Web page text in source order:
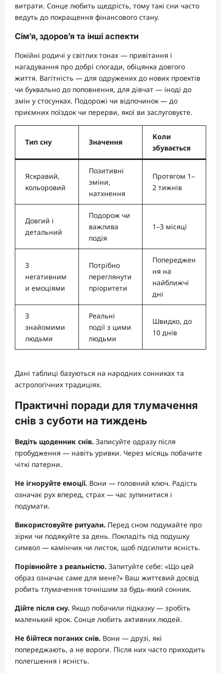
витрати. Сонце любить щедрість, тому такі сни часто
ведуть до покращення фінансового стану.
Сім’я, здоров’я та інші аспекти
Покійні родичі у світлих тонах — привітання і
нагадування про добрі спогади, обіцянка довгого
життя. Вагітність — для одружених до нових проектів
чи буквально до поповнення, для дівчат — іноді до
змін у стосунках. Подорожі чи відпочинок — до
приємних поїздок чи перерви, якої ви заслуговуєте.
Тип сну Значення
Коли
збувається
Яскравий,
кольоровий
Позитивні
зміни,
натхнення
Протягом 1–
2 тижнів
Довгий і
детальний
Подорож чи
важлива
подія
1–3 місяці
З
негативним
и емоціями
Потрібно
переглянути
пріоритети
Попереджен
ня на
найближчі
дні
З
знайомими
людьми
Реальні
події з цими
людьми
Швидко, до
10 днів
Дані таблиці базуються на народних сонниках та
астрологічних традиціях.
Практичні поради для тлумачення
снів з суботи на тиждень
Ведіть щоденник снів. Записуйте одразу після
пробудження — навіть уривки. Через місяць побачите
чіткі патерни.
Не ігноруйте емоції. Вони — головний ключ. Радість
означає рух вперед, страх — час зупинитися і
подумати.
Використовуйте ритуали. Перед сном подумайте про
зірки чи подякуйте за день. Покладіть під подушку
символ — камінчик чи листок, щоб підсилити ясність.
Порівнюйте з реальністю. Запитуйте себе: «Що цей
образ означає саме для мене?» Ваш життєвий досвід
робить тлумачення точнішим за будь-який сонник.
Дійте після сну. Якщо побачили підказку — зробіть
маленький крок. Сонце любить активних людей.
Не бійтеся поганих снів. Вони — друзі, які
попереджають, а не вороги. Після них часто приходить
полегшення і ясність.